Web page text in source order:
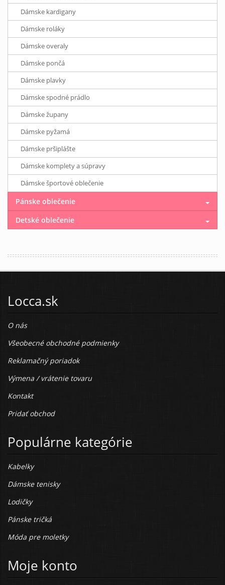
Dámske kardigany
Dámske roláky
Dámske overaly
Dámske pončá
Dámske plavky
Dámske spodné prádlo
Dámske župany
Dámske pyžamá
Dámske pršiplášte
Dámske komplety a súpravy
Dámske športové oblečenie
Pánske oblečenie
Detské oblečenie
Locca.sk
O nás
Všeobecné obchodné podmienky
Reklamačný poriadok
Výmena / vrátenie tovaru
Kontakt
Pridať obchod
Populárne kategórie
Kabelky
Dámske tenisky
Lodičky
Pánske tričká
Móda pre moletky
Moje konto